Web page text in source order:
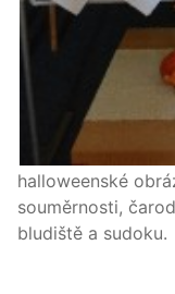
halloweenské
souměrnosti,
bludiště a sudoku.